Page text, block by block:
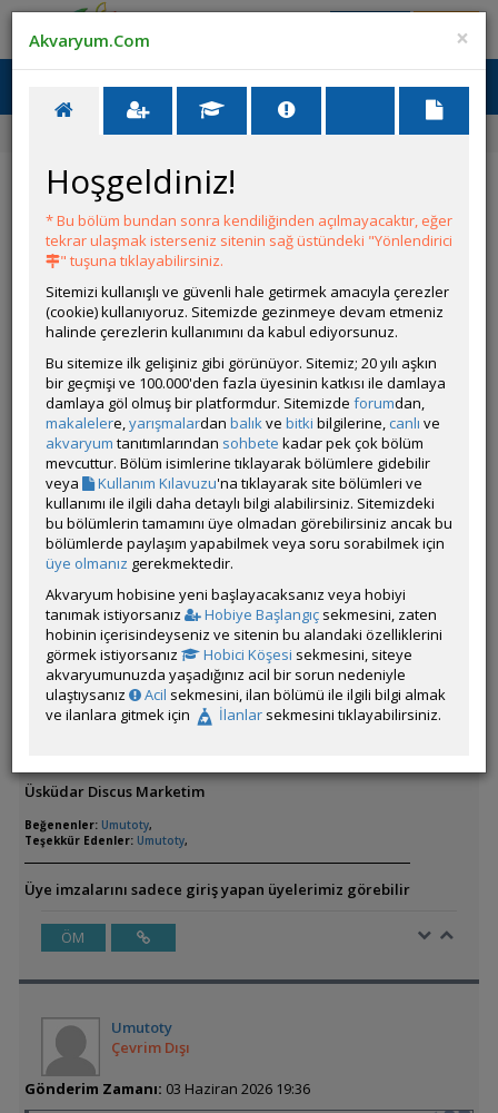
Ana Menü
Akvaryum ve Tür Tavsiyesi İstanbul’da Discus
İstanbul’da Discus
YANIT YAZ
Umutoty
Çevrim Dışı
Gönderim Zamanı:03 Haziran 2026 18:43
İstanbul’da discus satan yerleri söyleyebilirmisinix. 7-8-9 cm
alacağım.
Üye imzalarını sadece giriş yapan üyelerimiz görebilir
ÖM
Cyber_Scout
Çevrim Dışı
Özel Üye
Gönderim Zamanı:03 Haziran 2026 19:07
Yazar:Umutoty
İstanbul’da discus satan yerleri söyleyebilirmisinix. 7-8-9 cm
Üsküdar Discus Marketim
Beğenenler: Umutoty,
Teşekkür Edenler: Umutoty,
Üye imzalarını sadece giriş yapan üyelerimiz görebilir
ÖM
Umutoty
Çevrim Dışı
Gönderim Zamanı: 03 Haziran 2026 19:36
×
Akvaryum.Com
Hoşgeldiniz!
* Bu bölüm bundan sonra kendiliğinden açılmayacaktır, eğer
tekrar ulaşmak isterseniz sitenin sağ üstündeki "Yönlendirici
" tuşuna tıklayabilirsiniz.
Sitemizi kullanışlı ve güvenli hale getirmek amacıyla çerezler
(cookie) kullanıyoruz. Sitemizde gezinmeye devam etmeniz
halinde çerezlerin kullanımını da kabul ediyorsunuz.
Bu sitemize ilk gelişiniz gibi görünüyor. Sitemiz; 20 yılı aşkın
bir geçmişi ve 100.000'den fazla üyesinin katkısı ile damlaya
damlaya göl olmuş bir platformdur. Sitemizde forumdan,
makalelere,yarışmalardan balıkve bitki bilgilerine, canlı ve
akvaryum tanıtımlarından sohbete kadar pek çok bölüm
mevcuttur. Bölüm isimlerine tıklayarak bölümlere gidebilir
veya
Kullanım Kılavuzu'na tıklayarak site bölümleri ve
kullanımı ile ilgili daha detaylı bilgi alabilirsiniz. Sitemizdeki
bu bölümlerin tamamını üye olmadan görebilirsiniz ancak bu
bölümlerde paylaşım yapabilmek veya soru sorabilmek için
üye olmanız gerekmektedir.
Akvaryum hobisine yeni başlayacaksanız veya hobiyi
tanımak istiyorsanız
Hobiye Başlangıç sekmesini, zaten
hobinin içerisindeyseniz ve sitenin bu alandaki özelliklerini
görmek istiyorsanız
Hobici Köşesi sekmesini, siteye
akvaryumunuzda yaşadığınız acil bir sorun nedeniyle
ulaştıysanız
Acil sekmesini, ilan bölümü ile ilgili bilgi almak
ve ilanlara gitmek için
İlanlar sekmesini tıklayabilirsiniz.